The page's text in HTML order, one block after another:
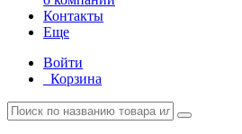
Контакты
Еще
Войти
Корзина